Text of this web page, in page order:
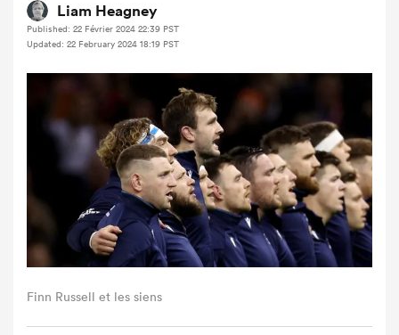
Liam Heagney
Published: 22 Février 2024 22:39 PST
Updated: 22 February 2024 18:19 PST
Finn Russell et les siens